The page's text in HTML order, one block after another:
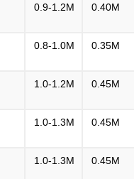
0.9-1.2M 0.40M
0.8-1.0M 0.35M
1.0-1.2M 0.45M
1.0-1.3M 0.45M
1.0-1.3M 0.45M